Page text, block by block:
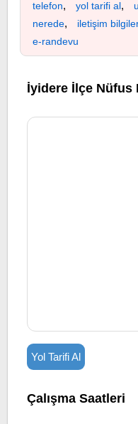
telefon, yol tarifi al,
nerede, iletişim
e-randevu
İyidere İlçe Nüfus
Yol Tarifi Al
Çalışma Saatleri